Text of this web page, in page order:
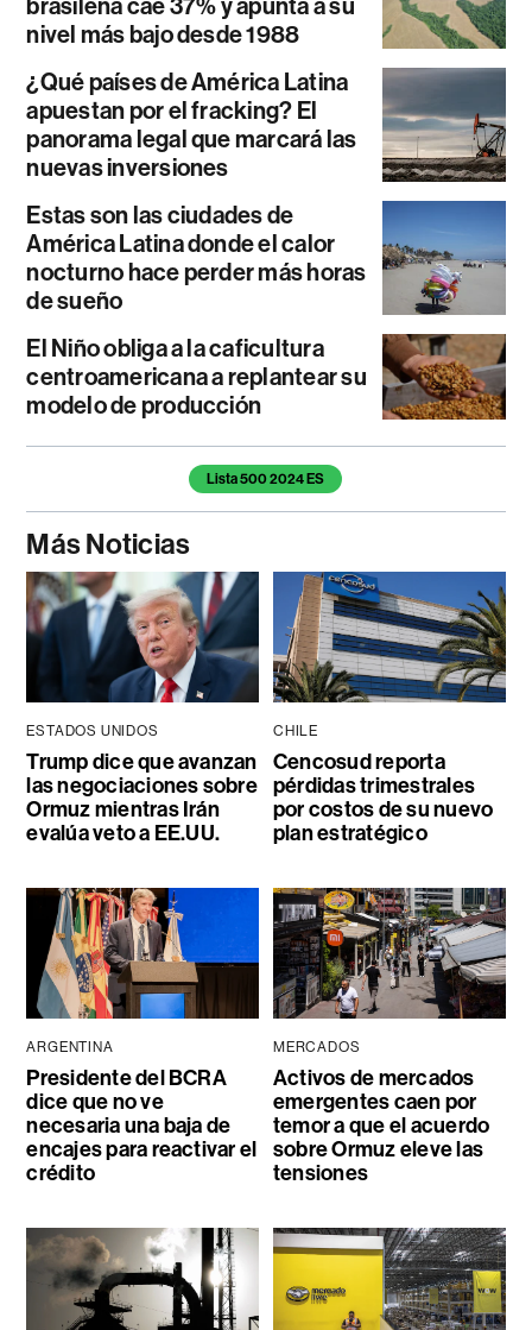
brasileña cae 37% y apunta a su
nivel más bajo desde 1988
¿Qué países de América Latina
apuestan por el fracking? El
panorama legal que marcará las
nuevas inversiones
Estas son las ciudades de
América Latina donde el calor
nocturno hace perder más horas
de sueño
El Niño obliga a la caficultura
centroamericana a replantear su
modelo de producción
Temas de este artículoLista 500 2024 ES
Más Noticias
ESTADOS UNIDOS
Trump dice que avanzan
las negociaciones sobre
Ormuz mientras Irán
evalúa veto a EE.UU.
CHILE
Cencosud reporta
pérdidas trimestrales
por costos de su nuevo
plan estratégico
ARGENTINA
Presidente del BCRA
dice que no ve
necesaria una baja de
encajes para reactivar el
crédito
MERCADOS
Activos de mercados
emergentes caen por
temor a que el acuerdo
sobre Ormuz eleve las
tensiones